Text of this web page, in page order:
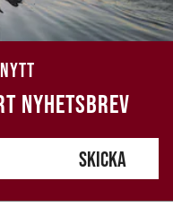
NYHETSBREV
SKICKA